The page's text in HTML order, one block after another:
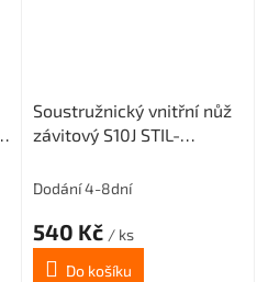
Soustružnický vnitřní nůž
závitový S10J STIL-
ER
Dodání 4-8dní
540 Kč / ks
Do košíku